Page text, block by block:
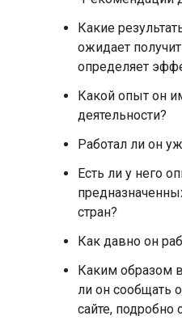
Какие
ожидает
определяет
Какой опыт он
деятельности?
Работал ли он
Есть ли у него
стран?
Как давно он
Каким образом
ли он сообщать
сайте, подробно